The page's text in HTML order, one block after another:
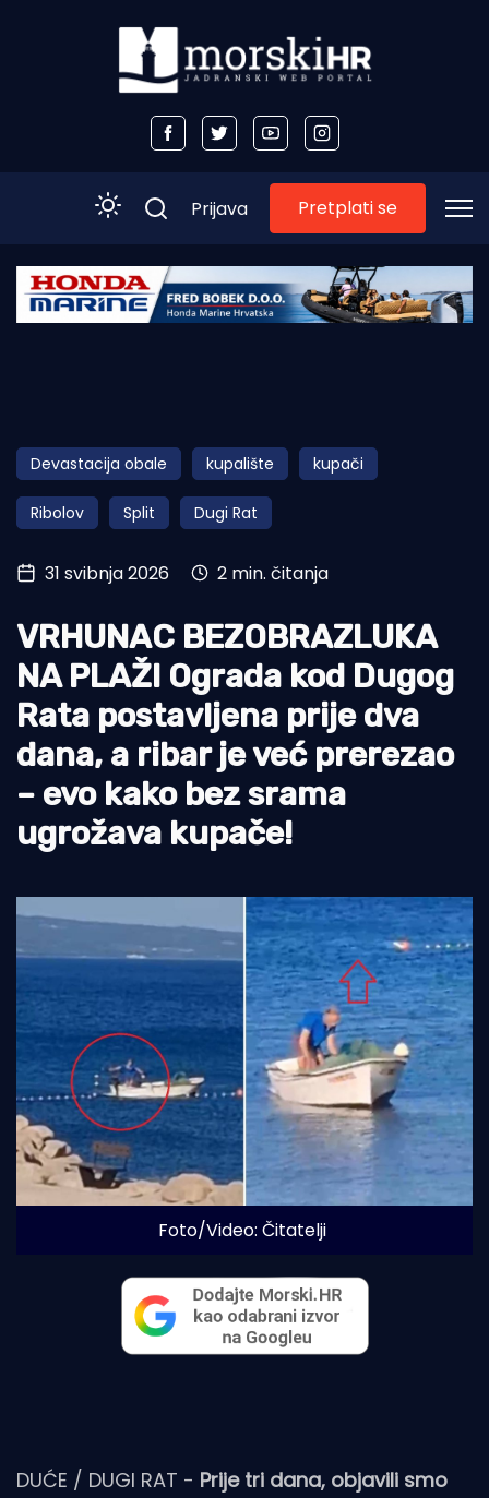
Početna
Obala
Otoci
Turizam i nautika
Pomorstvo
Ekologija
Tradicija i kultura
Prijava Pretplati se
Devastacija obale kupalište kupači
Ribolov Split Dugi Rat
31 svibnja 2026 2 min. čitanja
VRHUNAC BEZOBRAZLUKA
NA PLAŽI Ograda kod Dugog
Rata postavljena prije dva
dana, a ribar je već prerezao
– evo kako bez srama
ugrožava kupače!
Foto/Video: Čitatelji
DUĆE / DUGI RAT - Prije tri dana, objavili smo